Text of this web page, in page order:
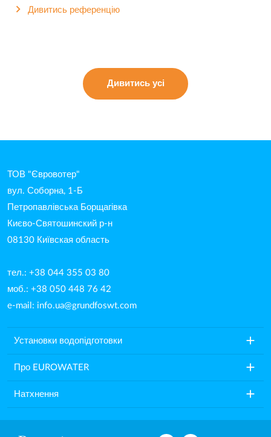
Дивитись референцію
Дивитись усі
ТОВ "Євровотер"
вул. Соборна, 1-Б
Петропавлівська Борщагівка
Києво-Святошинский р-н
08130 Київская область
тел.: +38 044 355 03 80
моб.: +38 050 448 76 42
e-mail: info.ua@grundfoswt.com
Установки водопідготовки add
Про EUROWATER add
Натхнення add